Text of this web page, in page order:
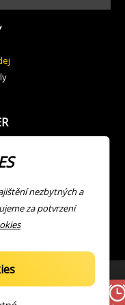
Developed with ❤ by JV
nezbytných a
za potvrzení